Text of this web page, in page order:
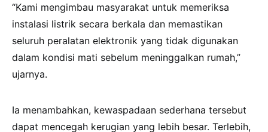
“Kami mengimbau masyarakat untuk memeriksa
instalasi listrik secara berkala dan memastikan
seluruh peralatan elektronik yang tidak digunakan
dalam kondisi mati sebelum meninggalkan rumah,”
ujarnya.
Ia menambahkan, kewaspadaan sederhana tersebut
dapat mencegah kerugian yang lebih besar. Terlebih,